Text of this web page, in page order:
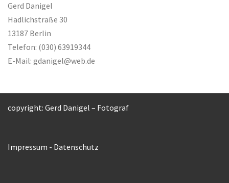
Gerd Danigel
Hadlichstraße 30
13187 Berlin
Telefon: (030) 63919344
E-Mail: gdanigel@web.de
copyright: Gerd Danigel – Fotograf
Impressum - Datenschutz